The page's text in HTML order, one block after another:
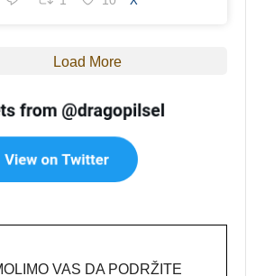
Load More
VAS DA PODRŽITE